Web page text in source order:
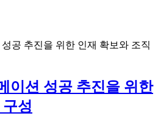
이션 성공 추진을 위한
성